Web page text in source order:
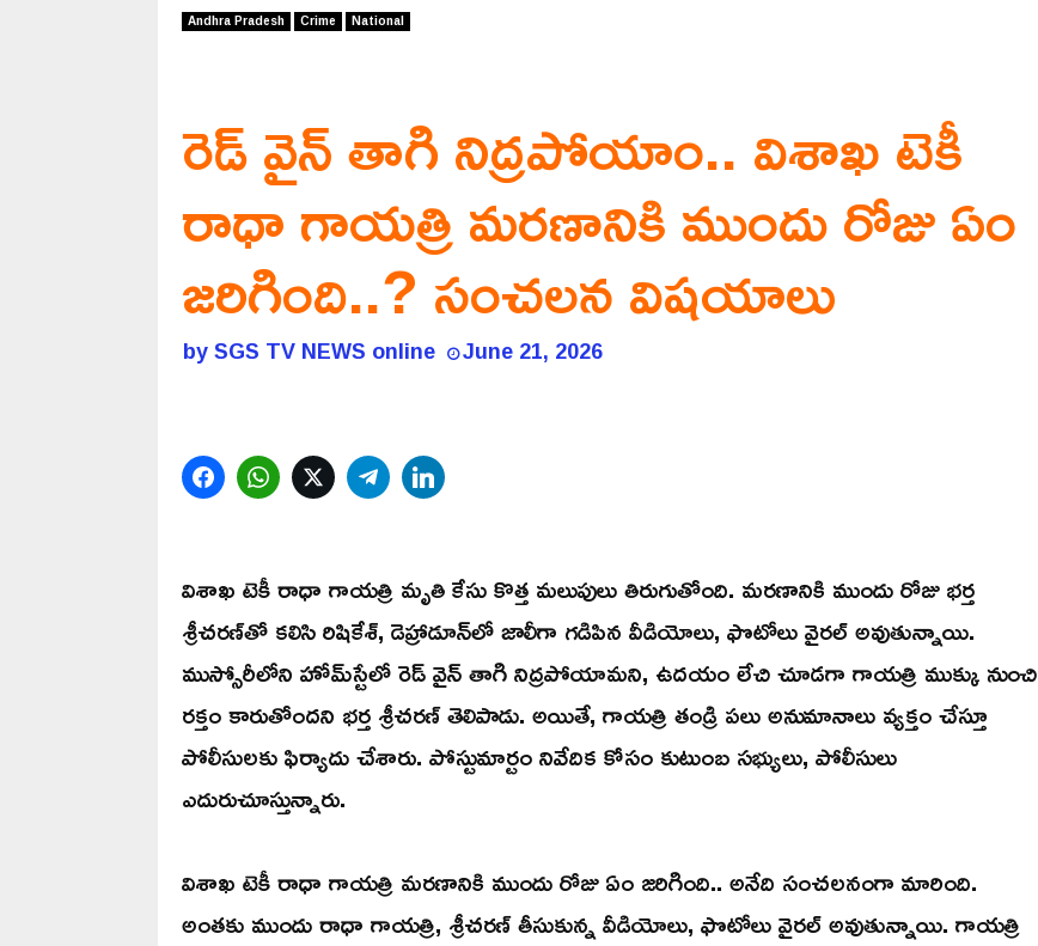
Andhra Pradesh Crime National
రెడ్ వైన్ తాగి నిద్రపోయాం.. విశాఖ టెకీ
రాధా గాయత్రి మరణానికి ముందు రోజు ఏం
జరిగింది..? సంచలన విషయాలు
bySGS TV NEWS online June 21, 2026
FacebookWhatsAppTwitterTelegram
విశాఖ టెకీ రాధా గాయత్రి మృతి కేసు కొత్త మలుపులు తిరుగుతోంది. మరణానికి ముందు రోజు భర్త
శ్రీచరణ్‌తో కలిసి రిషికేశ్, డెహ్రాడూన్‌లో జాలీగా గడిపిన వీడియోలు, ఫొటోలు వైరల్ అవుతున్నాయి.
ముస్సోరీలోని హోమ్‌స్టేలో రెడ్ వైన్ తాగి నిద్రపోయామని, ఉదయం లేచి చూడగా గాయత్రి ముక్కు నుంచి
రక్తం కారుతోందని భర్త శ్రీచరణ్ తెలిపాడు. అయితే, గాయత్రి తండ్రి పలు అనుమానాలు వ్యక్తం చేస్తూ
పోలీసులకు ఫిర్యాదు చేశారు. పోస్టుమార్టం నివేదిక కోసం కుటుంబ సభ్యులు, పోలీసులు
ఎదురుచూస్తున్నారు.
విశాఖ టెకీ రాధా గాయత్రి మరణానికి ముందు రోజు ఏం జరిగింది.. అనేది సంచలనంగా మారింది.
అంతకు ముందు రాధా గాయత్రి, శ్రీచరణ్ తీసుకున్న వీడియోలు, ఫొటోలు వైరల్ అవుతున్నాయి. గాయత్రి